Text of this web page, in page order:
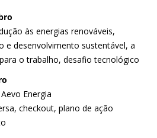
às energias renováveis,
e desenvolvimento sustentável, a
o trabalho, desafio tecnológico
Energia
checkout, plano de ação